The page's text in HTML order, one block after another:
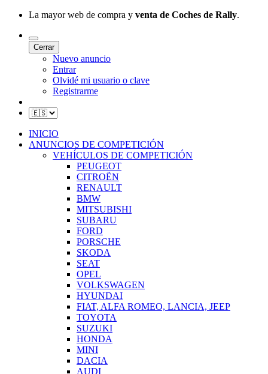
La mayor web de compra y venta de Coches de Rally.
Cerrar
Nuevo anuncio
Entrar
Olvidé mi usuario o clave
Registrarme
INICIO
ANUNCIOS DE COMPETICIÓN
VEHÍCULOS DE COMPETICIÓN
PEUGEOT
CITROËN
RENAULT
BMW
MITSUBISHI
SUBARU
FORD
PORSCHE
SKODA
SEAT
OPEL
VOLKSWAGEN
HYUNDAI
FIAT, ALFA ROMEO, LANCIA, JEEP
TOYOTA
SUZUKI
HONDA
MINI
DACIA
AUDI